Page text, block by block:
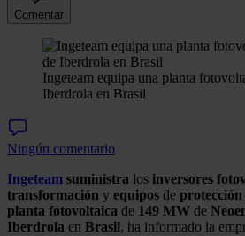
Comentar
Ingeteam equipa una planta
Iberdrola en Brasil
Ningún comentario
Ingeteam suministra los inversores
transformación y equipos de protección
planta fotovoltaica de 149 MW de
Iberdrola en Brasil, ha informado la